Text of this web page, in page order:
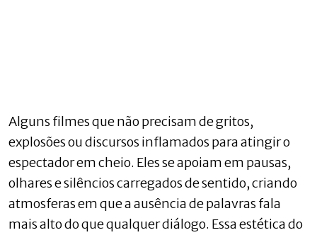
Alguns filmes que não precisam de gritos,
explosões ou discursos inflamados para atingir o
espectador em cheio. Eles se apoiam em pausas,
olhares e silêncios carregados de sentido, criando
atmosferas em que a ausência de palavras fala
mais alto do que qualquer diálogo. Essa estética do